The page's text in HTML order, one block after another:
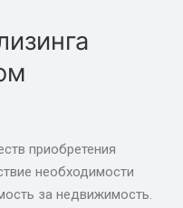
приобретения
необходимости
за недвижимость.